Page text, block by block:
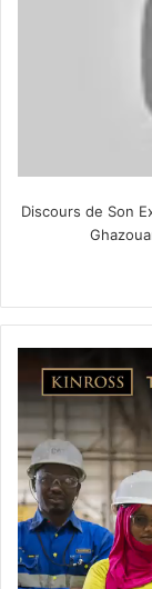
Discours de Son